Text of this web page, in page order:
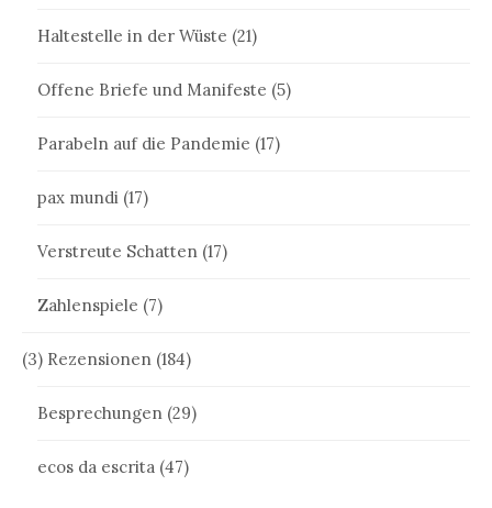
Haltestelle in der Wüste (21)
Offene Briefe und Manifeste (5)
Parabeln auf die Pandemie (17)
pax mundi (17)
Verstreute Schatten (17)
Zahlenspiele (7)
(3) Rezensionen (184)
Besprechungen (29)
ecos da escrita (47)